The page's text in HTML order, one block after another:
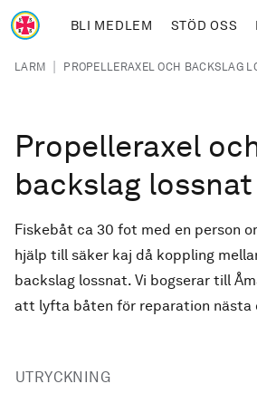
Hoppa till huvudinnehåll
BLI MEDLEM STÖD OSS
Länkstig
LARM | PROPELLERAXEL OCH BACKSLAG
Propelleraxel
backslag lossnat
Fiskebåt ca 30 fot med en person
hjälp till säker kaj då koppling
backslag lossnat. Vi bogserar till
att lyfta båten för reparation nästa
UTRYCKNING